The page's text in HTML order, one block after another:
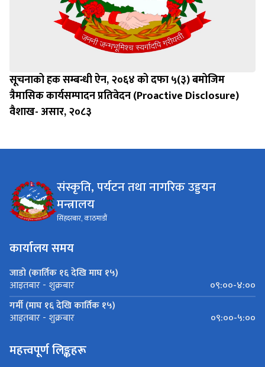
सूचनाको हक सम्बन्धी ऐन, २०६४ को दफा ५(३) बमोजिम
त्रैमासिक कार्यसम्पादन प्रतिवेदन (Proactive Disclosure)
वैशाख- असार, २०८३
संस्कृति, पर्यटन तथा नागरिक उड्डयन
मन्त्रालय
सिंहदरबार, काठमाडौं
कार्यालय समय
जाडो (कार्तिक १६ देखि माघ १५)
आइतबार - शुक्रबार
०९:००-४:००
गर्मी (माघ १६ देखि कार्तिक १५)
आइतबार - शुक्रबार ०९:००-५:००
महत्त्वपूर्ण लिङ्कहरू